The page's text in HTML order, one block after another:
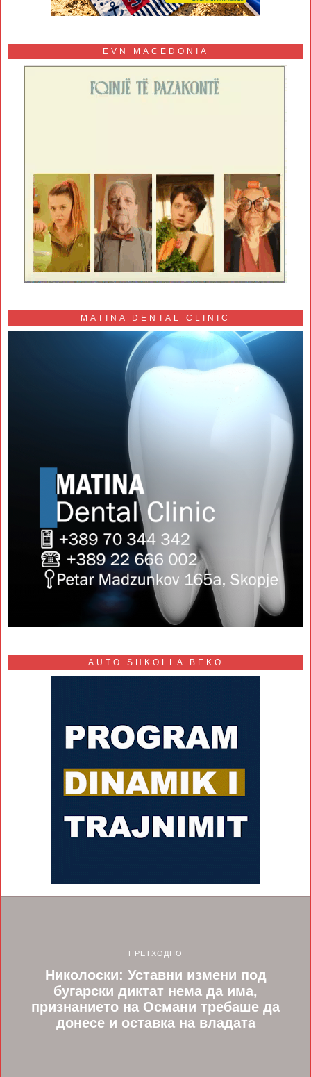
EVN MACEDONIA
MATINA DENTAL CLINIC
AUTO SHKOLLA BEKO
ПРЕТХОДНО
Николоски: Уставни измени под
бугарски диктат нема да има,
признанието на Османи требаше да
донесе и оставка на владата